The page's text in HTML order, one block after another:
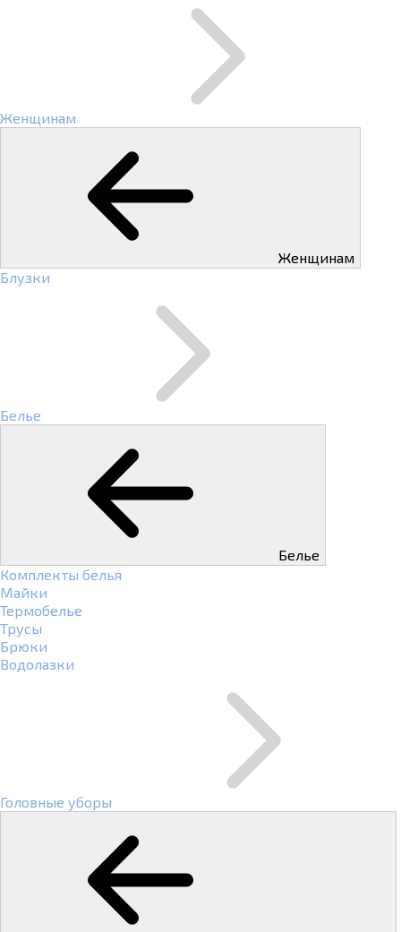
Женщинам
Женщинам
Блузки
Белье
Белье
Комплекты белья
Майки
Термобелье
Трусы
Брюки
Водолазки
Головные уборы